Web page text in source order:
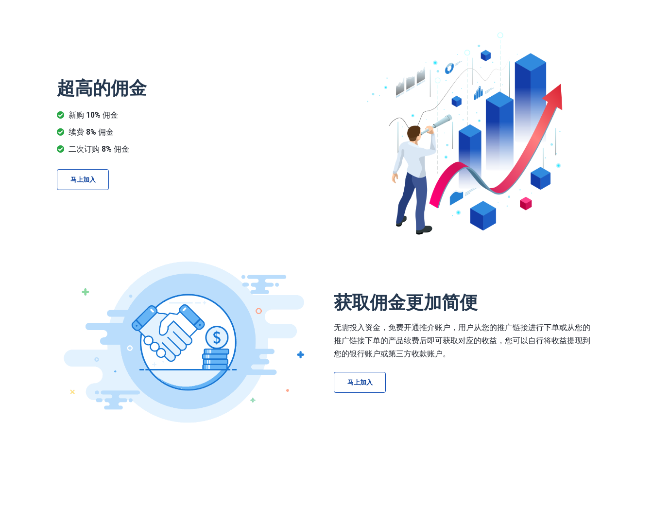
超高的佣金
新购 10% 佣金
续费 8% 佣金
二次订购 8% 佣金
马上加入
获取佣金更加简便
无需投入资金，免费开通推介账户，用户从您的推广链接进行下单或从您的
推广链接下单的产品续费后即可获取对应的收益，您可以自行将收益提现到
您的银行账户或第三方收款账户。
马上加入